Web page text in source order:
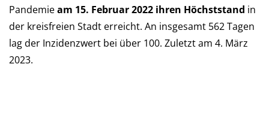
Pan­de­mieam 15. Februar 2022 ihren Höchst­stand in
der kreis­freien Stadt er­reicht. An ins­ge­samt 562 Tagen
lag der Inzi­denz­wert bei über 100. Zu­letzt am 4. März
2023.